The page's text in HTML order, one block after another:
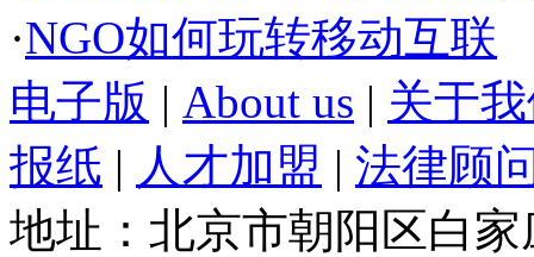
·NGO如何玩转移动互联
电子版 | About us | 关于
报纸 | 人才加盟 | 法律顾
地址：北京市朝阳区白